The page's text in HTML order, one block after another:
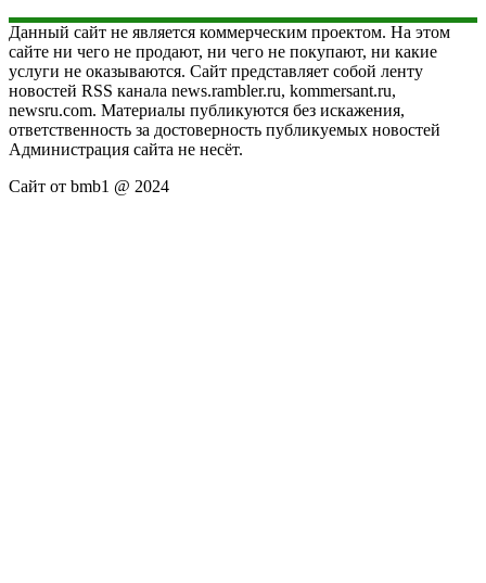
Данный сайт не является коммерческим проектом. На этом
сайте ни чего не продают, ни чего не покупают, ни какие
услуги не оказываются. Сайт представляет собой ленту
новостей RSS канала news.rambler.ru, kommersant.ru,
newsru.com. Материалы публикуются без искажения,
ответственность за достоверность публикуемых новостей
Администрация сайта не несёт.
Сайт от bmb1 @ 2024